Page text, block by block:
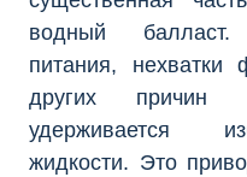
водный балласт.
питания, нехватки
других причин
удерживается
жидкости. Это